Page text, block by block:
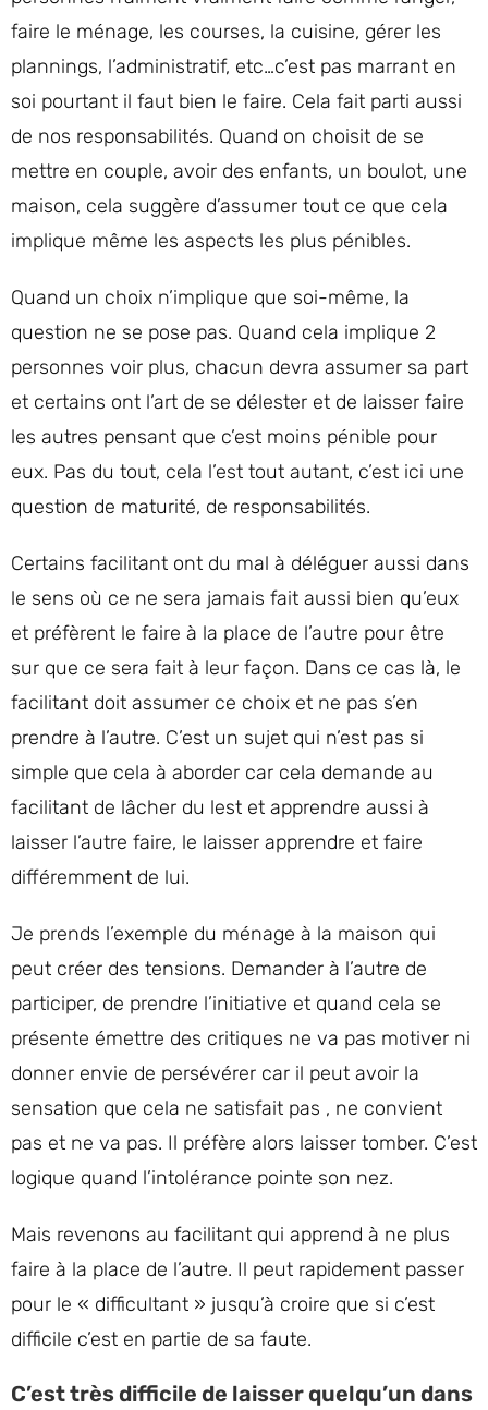
faire le ménage, les courses, la cuisine, gérer les
plannings, l’administratif, etc…c’est pas marrant en
soi pourtant il faut bien le faire. Cela fait parti aussi
de nos responsabilités. Quand on choisit de se
mettre en couple, avoir des enfants, un boulot, une
maison, cela suggère d’assumer tout ce que cela
implique même les aspects les plus pénibles.
Quand un choix n’implique que soi-même, la
question ne se pose pas. Quand cela implique 2
personnes voir plus, chacun devra assumer sa part
et certains ont l’art de se délester et de laisser faire
les autres pensant que c’est moins pénible pour
eux. Pas du tout, cela l’est tout autant, c’est ici une
question de maturité, de responsabilités.
Certains facilitant ont du mal à déléguer aussi dans
le sens où ce ne sera jamais fait aussi bien qu’eux
et préfèrent le faire à la place de l’autre pour être
sur que ce sera fait à leur façon. Dans ce cas là, le
facilitant doit assumer ce choix et ne pas s’en
prendre à l’autre. C’est un sujet qui n’est pas si
simple que cela à aborder car cela demande au
facilitant de lâcher du lest et apprendre aussi à
laisser l’autre faire, le laisser apprendre et faire
différemment de lui.
Je prends l’exemple du ménage à la maison qui
peut créer des tensions. Demander à l’autre de
participer, de prendre l’initiative et quand cela se
présente émettre des critiques ne va pas motiver ni
donner envie de persévérer car il peut avoir la
sensation que cela ne satisfait pas , ne convient
pas et ne va pas. Il préfère alors laisser tomber. C’est
logique quand l’intolérance pointe son nez.
Mais revenons au facilitant qui apprend à ne plus
faire à la place de l’autre. Il peut rapidement passer
pour le « difficultant » jusqu’à croire que si c’est
difficile c’est en partie de sa faute.
C’est très difficile de laisser quelqu’un dans